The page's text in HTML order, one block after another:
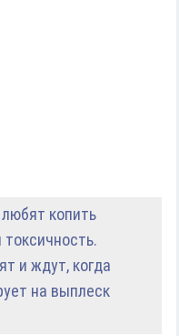
копить
и ждут, когда
на выплеск